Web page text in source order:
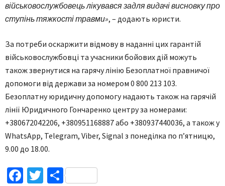
військовослужбовець лікувався задля видачі висновку про
ступінь тяжкості травми», – додають юристи.
За потреби оскаржити відмову в наданні цих гарантій
військовослужбовці та учасники бойових дій можуть
також звернутися на гарячу лінію Безоплатної правничої
допомоги від держави за номером 0 800 213 103.
Безоплатну юридичну допомогу надають також на гарячій
лінії Юридичного Гончаренко центру за номерами:
+380672042206, +380951168887 або +380937440036, а також у
WhatsApp, Telegram, Viber, Signal з понеділка по п’ятницю,
9.00 до 18.00.
Facebook
TwitterПоділитися